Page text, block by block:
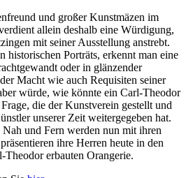
und großer Kunstmäzen im
allein deshalb eine Würdigung,
mit seiner Ausstellung anstrebt.
historischen Porträts, erkennt man eine
oder in glänzender
Macht wie auch Requisiten seiner
würde, wie könnte ein Carl-Theodor
die der Kunstverein gestellt und
unserer Zeit weitergegeben hat.
und Fern werden nun mit ihren
ihre Herren heute in den
Theodor erbauten Orangerie.